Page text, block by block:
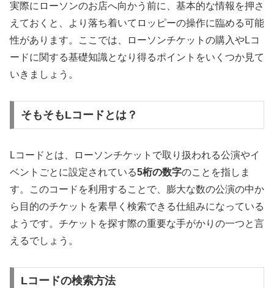
実際にローソンのお店へ向かう前に、基本的な情報を押さ
えておくと、より落ち着いてロッピーの操作に臨める可能
性があります。ここでは、ローソンチケットの購入やLコ
ードに関する基礎知識となり得るポイントをいくつか見て
いきましょう。
そもそもLコードとは？
Lコードとは、ローソンチケットで取り扱われる公演やイ
ベントごとに設定されている5桁の数字のことを指しま
す。このコードを利用することで、膨大な数の公演の中か
ら目的のチケットを素早く検索できる仕組みになっている
ようです。チケットを探す際の重要な手がかりの一つと言
えるでしょう。
Lコードの検索方法